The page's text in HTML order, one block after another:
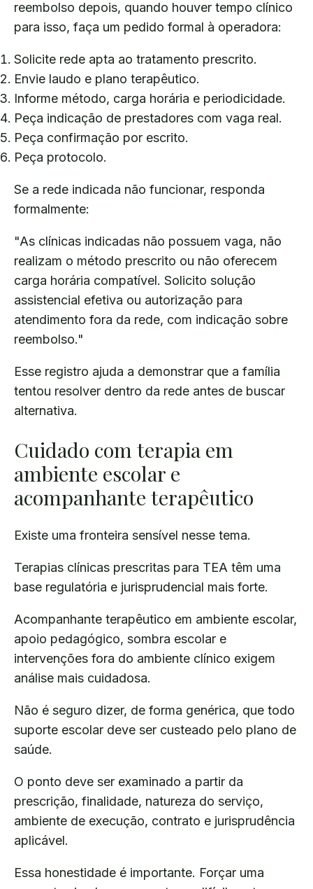
reembolso depois, quando houver tempo clínico
para isso, faça um pedido formal à operadora:
Solicite rede apta ao tratamento prescrito.
Envie laudo e plano terapêutico.
Informe método, carga horária e periodicidade.
Peça indicação de prestadores com vaga real.
Peça confirmação por escrito.
Peça protocolo.
Se a rede indicada não funcionar, responda
formalmente:
"As clínicas indicadas não possuem vaga, não
realizam o método prescrito ou não oferecem
carga horária compatível. Solicito solução
assistencial efetiva ou autorização para
atendimento fora da rede, com indicação sobre
reembolso."
Esse registro ajuda a demonstrar que a família
tentou resolver dentro da rede antes de buscar
alternativa.
Cuidado com terapia em
ambiente escolar e
acompanhante terapêutico
Existe uma fronteira sensível nesse tema.
Terapias clínicas prescritas para TEA têm uma
base regulatória e jurisprudencial mais forte.
Acompanhante terapêutico em ambiente escolar,
apoio pedagógico, sombra escolar e
intervenções fora do ambiente clínico exigem
análise mais cuidadosa.
Não é seguro dizer, de forma genérica, que todo
suporte escolar deve ser custeado pelo plano de
saúde.
O ponto deve ser examinado a partir da
prescrição, finalidade, natureza do serviço,
ambiente de execução, contrato e jurisprudência
aplicável.
Essa honestidade é importante. Forçar uma